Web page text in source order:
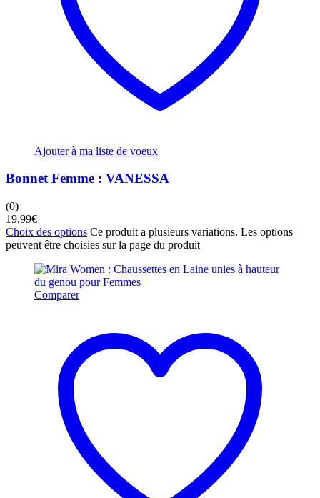
Ajouter à ma liste de voeux
Bonnet Femme : VANESSA
(0)
19,99€
Choix des options Ce produit a plusieurs variations. Les options
peuvent être choisies sur la page du produit
Comparer